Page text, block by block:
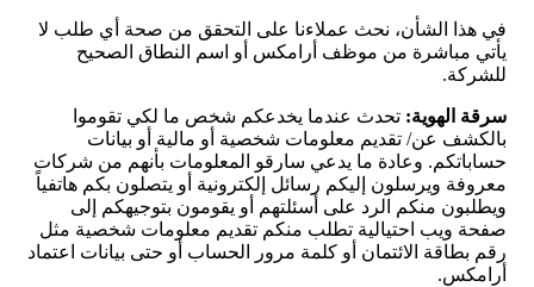
في هذا الشأن، نحث عملاءنا على التحقق من صحة أي طلب لا
يأتي مباشرة من موظف أرامكس أو اسم النطاق الصحيح
للشركة.
سرقة الهوية: تحدث عندما يخدعكم شخص ما لكي تقوموا
بالكشف عن/ تقديم معلومات شخصية أو مالية أو بيانات
حساباتكم. وعادة ما يدعي سارقو المعلومات بأنهم من شركات
معروفة ويرسلون إليكم رسائل إلكترونية أو يتصلون بكم هاتفياً
ويطلبون منكم الرد على أسئلتهم أو يقومون بتوجيهكم إلى
صفحة ويب احتيالية تطلب منكم تقديم معلومات شخصية مثل
رقم بطاقة الائتمان أو كلمة مرور الحساب أو حتى بيانات اعتماد
أرامكس.